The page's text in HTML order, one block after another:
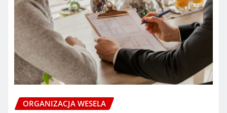
ORGANIZACJA WESELA